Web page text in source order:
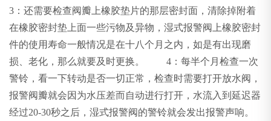
3：还需要检查阀瓣上橡胶垫片的那层密封面，清除掉附着
在橡胶密封垫上面一些污物及异物，湿式报警阀上橡胶密封
件的使用寿命一般情况是在十八个月之内，如是有出现磨
损、老化，那么就要及时更换。 4：每半个月检查一次
警铃，看一下转动是否一切正常，检查时需要打开放水阀，
报警阀瓣就会因为水压差而自动进行打开，水流入到延迟器
经过20-30秒之后，湿式报警阀的警铃就会发出报警声响。